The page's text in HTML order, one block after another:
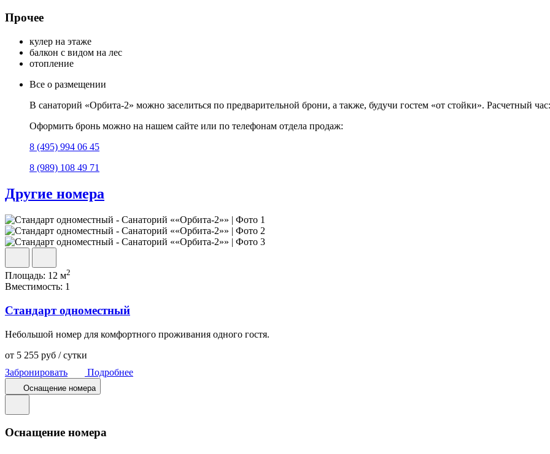
Прочее
кулер на этаже
балкон с видом на лес
отопление
Все о размещении
В санаторий «Орбита-2» можно заселиться по предварительной брони, а также, будучи гостем «от стойки». Расчетный
Оформить бронь можно на нашем сайте или по телефонам отдела продаж:
8 (495) 994 06 45
8 (989) 108 49 71
Другие номера
Площадь: 12 м2
Вместимость: 1
Стандарт одноместный
Небольшой номер для комфортного проживания одного гостя.
от 5 255 руб / сутки
Забронировать
Подробнее
Оснащение номера
Оснащение номера